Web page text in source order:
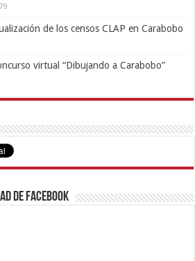
de los censos CLAP en Carabobo
virtual “Dibujando a Carabobo”
de Facebook